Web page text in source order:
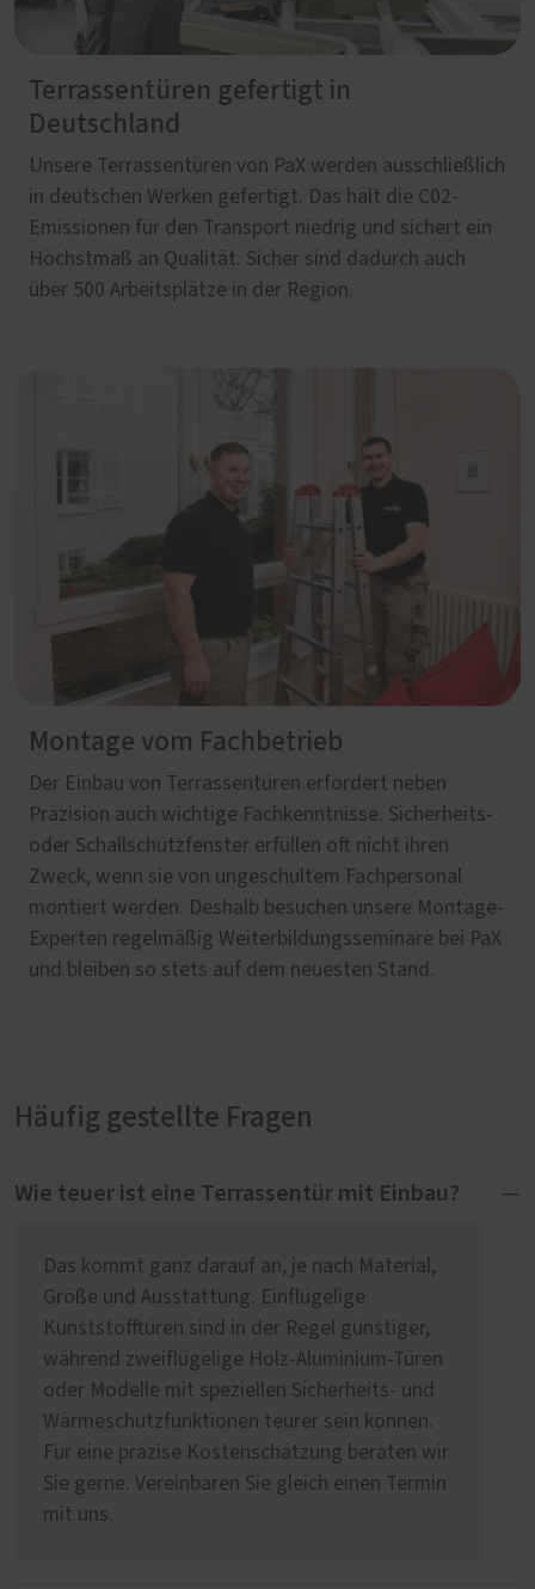
Terrassentüren gefertigt in
Deutschland
Unsere Terrassentüren von PaX werden ausschließlich
in deutschen Werken gefertigt. Das hält die C02-
Emissionen für den Transport niedrig und sichert ein
Höchstmaß an Qualität. Sicher sind dadurch auch
über 500 Arbeitsplätze in der Region.
Montage vom Fachbetrieb
Der Einbau von Terrassentüren erfordert neben
Präzision auch wichtige Fachkenntnisse. Sicherheits-
oder Schallschutzfenster erfüllen oft nicht ihren
Zweck, wenn sie von ungeschultem Fachpersonal
montiert werden. Deshalb besuchen unsere Montage-
Experten regelmäßig Weiterbildungsseminare bei PaX
und bleiben so stets auf dem neuesten Stand.
Häufig gestellte Fragen
Wie teuer ist eine Terrassentür mit Einbau?
Das kommt ganz darauf an, je nach Material,
Größe und Ausstattung. Einflügelige
Kunststofftüren sind in der Regel günstiger,
während zweiflügelige Holz-Aluminium-Türen
oder Modelle mit speziellen Sicherheits- und
Wärmeschutzfunktionen teurer sein können.
Für eine präzise Kostenschätzung beraten wir
Sie gerne. Vereinbaren Sie gleich einen Termin
mit uns.